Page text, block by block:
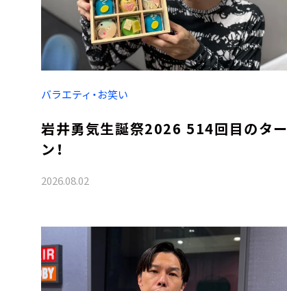
バラエティ・お笑い
岩井勇気生誕祭2026 514回目のター
ン！
2026.08.02